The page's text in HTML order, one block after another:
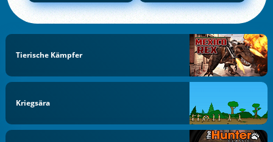
Tierische Kämpfer
Kriegsära